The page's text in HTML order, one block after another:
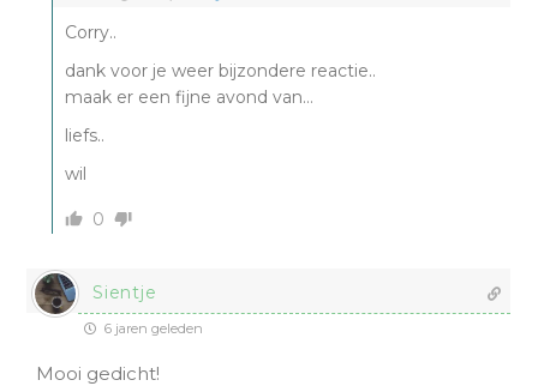
Corry..
dank voor je weer bijzondere reactie..
maak er een fijne avond van…
liefs..
wil
0
Sientje
6 jaren geleden
Mooi gedicht!